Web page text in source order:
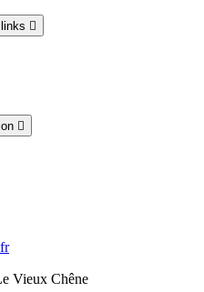


Vieux Chêne